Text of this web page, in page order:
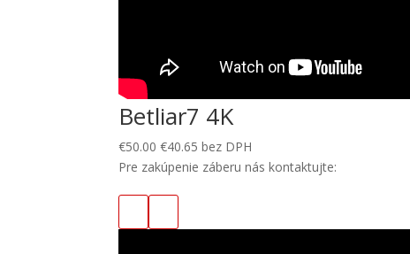
Betliar7 4K
€50.00 €40.65 bez DPH
Pre zakúpenie záberu nás kontaktujte: